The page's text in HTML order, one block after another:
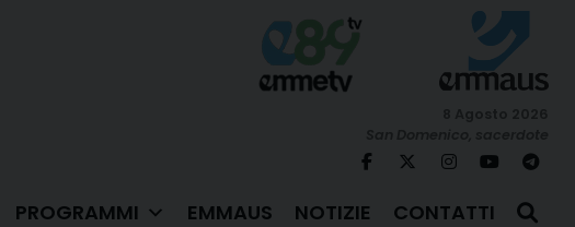
PROGRAMMI EMMAUS NOTIZIE CONTATTI